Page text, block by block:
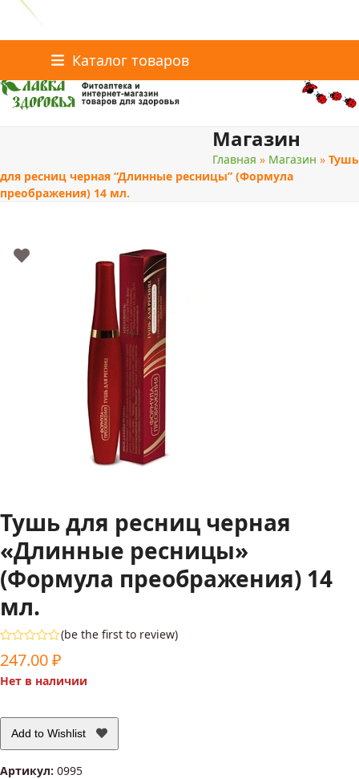
content
Каталог товаров
Доставка и оплата
Скидки
Магазин
Главная » Магазин » Тушь
для ресниц черная “Длинные ресницы” (Формула
преображения) 14 мл.
Тушь для ресниц черная
«Длинные ресницы»
(Формула преображения) 14
мл.
0
5
(be the first to review)
247.00₽
Нет в наличии
Add to Wishlist
Артикул: 0995